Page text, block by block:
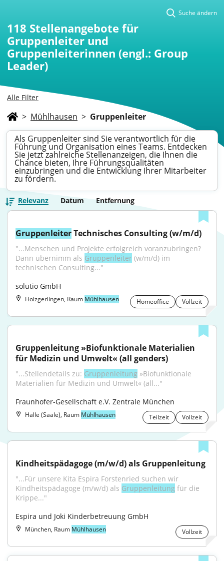
Alle Filter
Suche ändern
118 Stellenangebote für
Gruppenleiter und
Gruppenleiterinnen (engl.: Group
Leader)
> Mühlhausen > Gruppenleiter
Als Gruppenleiter sind Sie verantwortlich für die
Führung und Organisation eines Teams. Entdecken
Sie jetzt zahlreiche Stellenanzeigen, die Ihnen die
Chance bieten, Ihre Führungsqualitäten
einzubringen und die Entwicklung Ihrer Mitarbeiter
zu fördern.
Relevanz Datum Entfernung
Gruppenleiter Technisches Consulting (w/m/d)
"...Menschen und Projekte erfolgreich voranzubringen?
Dann übernimm als Gruppenleiter (w/m/d) im
technischen Consulting..."
solutio GmbH
Holzgerlingen, Raum Mühlhausen Homeoffice Vollzeit
Gruppenleitung »Biofunktionale Materialien
für Medizin und Umwelt« (all genders)
"...Stellendetails zu: Gruppenleitung »Biofunktionale
Materialien für Medizin und Umwelt« (all..."
Fraunhofer-Gesellschaft e.V. Zentrale München
Halle (Saale), Raum Mühlhausen Teilzeit Vollzeit
Kindheitspädagoge (m/w/d) als Gruppenleitung
"...Für unsere Kita Espira Forstenried suchen wir
Kindheitspädagoge (m/w/d) als Gruppenleitung für die
Krippe..."
Espira und Joki Kinderbetreuung GmbH
München, Raum Mühlhausen Vollzeit